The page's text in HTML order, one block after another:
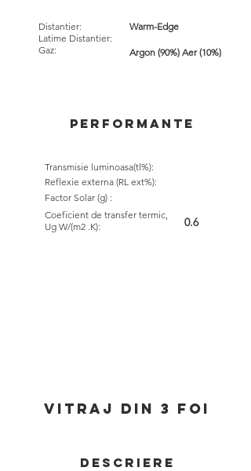
performante
Transmisie luminoasa(tl%):
Reflexie externa (RL ext%):
Factor Solar (g) :
Coeficient de transfer termic,
Ug W/(m2 .K):
0.6
Argon (90%) Aer (10%)
Gaz:
Distantier:
Latime Distantier:
Warm-Edge
vitraj din 3 foi
Descriere